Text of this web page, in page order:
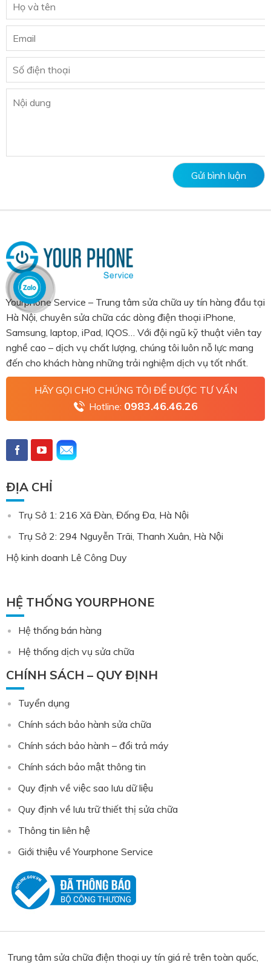
Yourphone Service – Trung tâm sửa chữa uy tín hàng đầu tại
Hà Nội, chuyên sửa chữa các dòng điện thoại iPhone,
Samsung, laptop, iPad, IQOS… Với đội ngũ kỹ thuật viên tay
nghề cao – dịch vụ chất lượng, chúng tôi luôn nỗ lực mang
đến cho khách hàng những trải nghiệm dịch vụ tốt nhất.
HÃY GỌI CHO CHÚNG TÔI ĐỂ ĐƯỢC TƯ VẤN
Hotline: 0983.46.46.26
ĐỊA CHỈ
Trụ Sở 1: 216 Xã Đàn, Đống Đa, Hà Nội
Trụ Sở 2: 294 Nguyễn Trãi, Thanh Xuân, Hà Nội
Hộ kinh doanh Lê Công Duy
HỆ THỐNG YOURPHONE
Hệ thống bán hàng
Hệ thống dịch vụ sửa chữa
CHÍNH SÁCH – QUY ĐỊNH
Tuyển dụng
Chính sách bảo hành sửa chữa
Chính sách bảo hành – đổi trả máy
Chính sách bảo mật thông tin
Quy định về việc sao lưu dữ liệu
Quy định về lưu trữ thiết thị sửa chữa
Thông tin liên hệ
Giới thiệu về Yourphone Service
Trung tâm sửa chữa điện thoại uy tín giá rẻ trên toàn quốc,